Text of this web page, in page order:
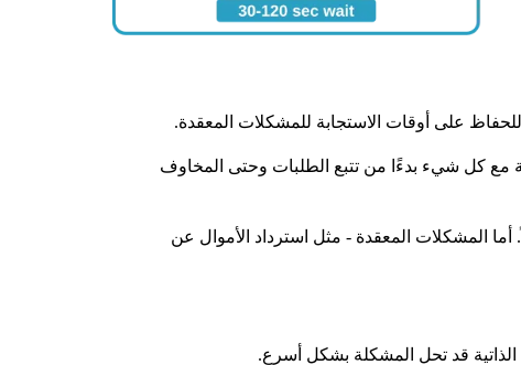
على أوقات الاستجابة للمشكلات المعقدة.
مع كل شيء بدءًا من تتبع الطلبات وحتى المخاوف
أما المشكلات المعقدة - مثل استرداد الأموال عن
الذاتية قد تحل المشكلة بشكل أسرع.